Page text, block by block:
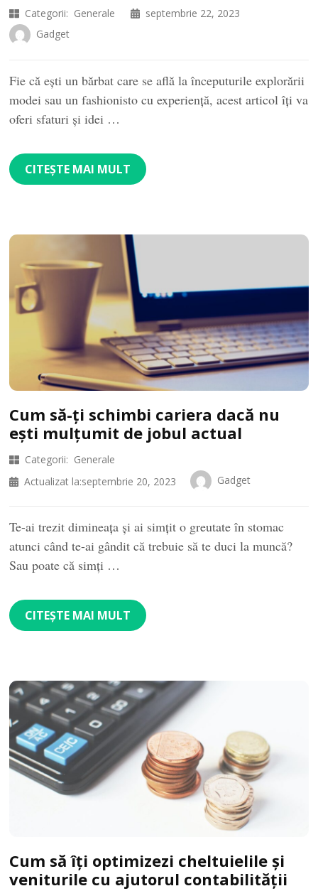
Categorii: Generale
septembrie 22, 2023
Gadget
Fie că ești un bărbat care se află la începuturile explorării
modei sau un fashionisto cu experiență, acest articol îți va
oferi sfaturi și idei …
CITEȘTE MAI MULT
Cum să-ți schimbi cariera dacă nu
ești mulțumit de jobul actual
Categorii: Generale
Actualizat la:septembrie 20, 2023 Gadget
Te-ai trezit dimineața și ai simțit o greutate în stomac
atunci când te-ai gândit că trebuie să te duci la muncă?
Sau poate că simți …
CITEȘTE MAI MULT
Cum să îți optimizezi cheltuielile și
veniturile cu ajutorul contabilității